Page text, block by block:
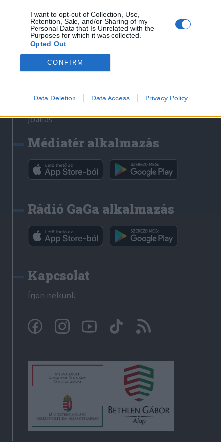
I want to opt-out of Collection, Use,
Retention, Sale, and/or Sharing of my
Personal Data that Is Unrelated with the
Purposes for which it was collected.
Opted Out
CONFIRM
Data Deletion Data Access Privacy Policy
Székely Sport
Liget
Bihari Napló
Erdélyi Napló
Főtér
Jóállás
Médiatér alkalmazás
Rádió GaGa alkalmazás
Kapcsolat
Írjon nekünk